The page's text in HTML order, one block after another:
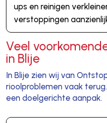
ups en reinigen
verstoppingen
Veel
in Blije
In Blije zien wij van
rioolproblemen vaak
een doelgerichte aanpak.